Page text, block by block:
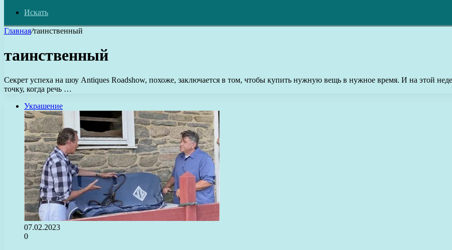
Искать
Главная/таинственный
таинственный
Секрет успеха на шоу Antiques Roadshow, похоже, заключается в том, чтобы купить нужную вещь в нужное время. И на этой
точку, когда речь …
Украшение
07.02.2023
0